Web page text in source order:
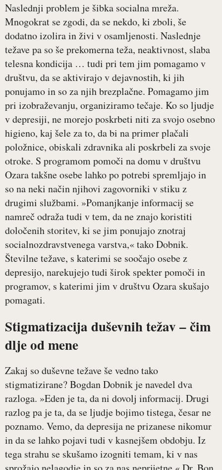
Naslednji problem je šibka socialna mreža.
Mnogokrat se zgodi, da se nekdo, ki zboli, še
dodatno izolira in živi v osamljenosti. Naslednje
težave pa so še prekomerna teža, neaktivnost, slaba
telesna kondicija … tudi pri tem jim pomagamo v
društvu, da se aktivirajo v dejavnostih, ki jih
ponujamo in so za njih brezplačne. Pomagamo jim
pri izobraževanju, organiziramo tečaje. Ko so ljudje
v depresiji, ne morejo poskrbeti niti za svojo osebno
higieno, kaj šele za to, da bi na primer plačali
položnice, obiskali zdravnika ali poskrbeli za svoje
otroke. S programom pomoči na domu v društvu
Ozara takšne osebe lahko po potrebi spremljajo in
so na neki način njihovi zagovorniki v stiku z
drugimi službami. »Pomanjkanje informacij se
namreč odraža tudi v tem, da ne znajo koristiti
določenih storitev, ki se jim ponujajo znotraj
socialnozdravstvenega varstva,« tako Dobnik.
Številne težave, s katerimi se soočajo osebe z
depresijo, narekujejo tudi širok spekter pomoči in
programov, s katerimi jim v društvu Ozara skušajo
pomagati.
Stigmatizacija duševnih težav – čim
dlje od mene
Zakaj so duševne težave še vedno tako
stigmatizirane? Bogdan Dobnik je navedel dva
razloga. »Eden je ta, da ni dovolj informacij. Drugi
razlog pa je ta, da se ljudje bojimo tistega, česar ne
poznamo. Vemo, da depresija ne prizanese nikomur
in da se lahko pojavi tudi v kasnejšem obdobju. Iz
tega strahu se skušamo izogniti temam, ki v nas